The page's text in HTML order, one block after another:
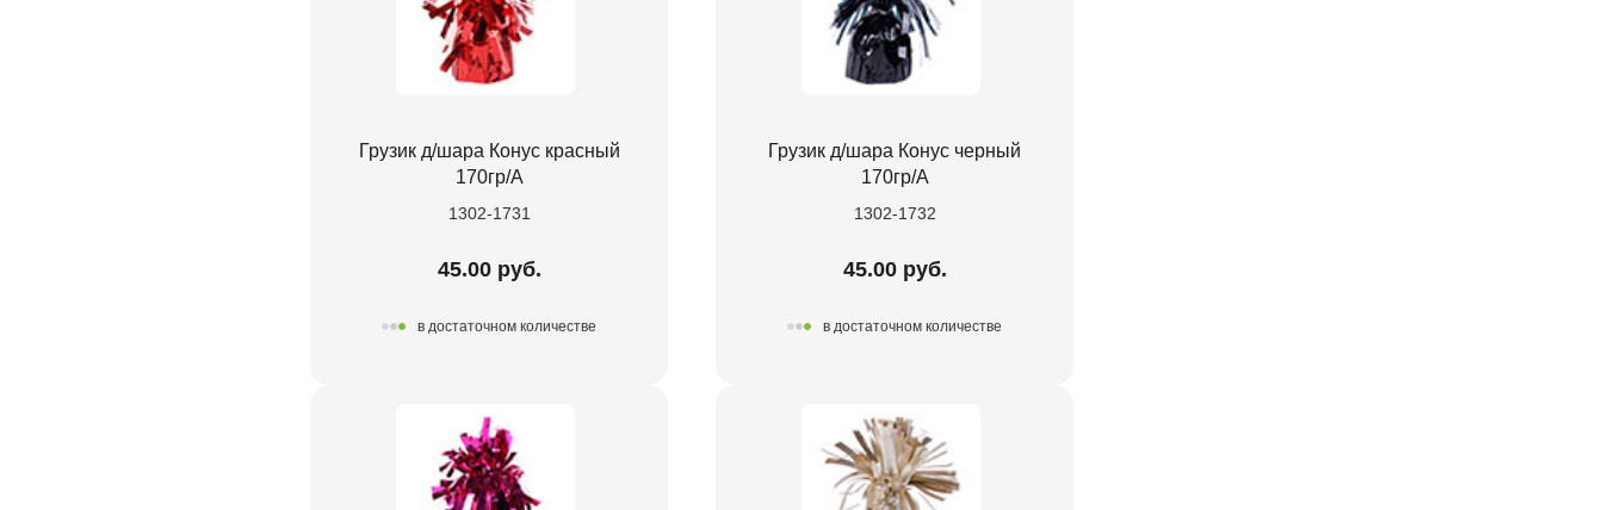
Грузик д/шара Конус красный
170гр/A
1302-1731
45.00 руб.
в достаточном количестве
Грузик д/шара Конус черный
170гр/A
1302-1732
45.00 руб.
в достаточном количестве